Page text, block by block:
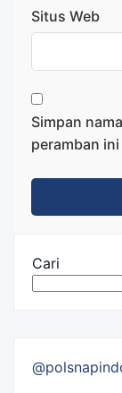
Situs Web
Simpan
peramban
Cari